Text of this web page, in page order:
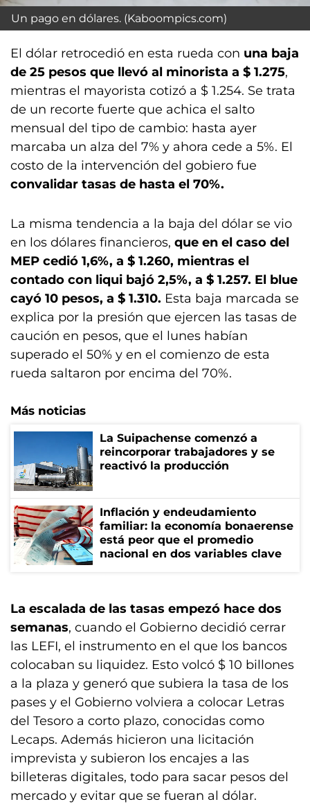
Un pago en dólares. (Kaboompics.com)
El dólar retrocedió en esta rueda con una baja
de 25 pesos que llevó al minorista a $ 1.275,
mientras el mayorista cotizó a $ 1.254. Se trata
de un recorte fuerte que achica el salto
mensual del tipo de cambio: hasta ayer
marcaba un alza del 7% y ahora cede a 5%. El
costo de la intervención del gobiero fue
convalidar tasas de hasta el 70%.
La misma tendencia a la baja del dólar se vio
en los dólares financieros, que en el caso del
MEP cedió 1,6%, a $ 1.260, mientras el
contado con liqui bajó 2,5%, a $ 1.257. El blue
cayó 10 pesos, a $ 1.310. Esta baja marcada se
explica por la presión que ejercen las tasas de
caución en pesos, que el lunes habían
superado el 50% y en el comienzo de esta
rueda saltaron por encima del 70%.
Más noticias
La Suipachense comenzó a
reincorporar trabajadores y se
reactivó la producción
Inflación y endeudamiento
familiar: la economía bonaerense
está peor que el promedio
nacional en dos variables clave
La escalada de las tasas empezó hace dos
semanas, cuando el Gobierno decidió cerrar
las LEFI, el instrumento en el que los bancos
colocaban su liquidez. Esto volcó $ 10 billones
a la plaza y generó que subiera la tasa de los
pases y el Gobierno volviera a colocar Letras
del Tesoro a corto plazo, conocidas como
Lecaps. Además hicieron una licitación
imprevista y subieron los encajes a las
billeteras digitales, todo para sacar pesos del
mercado y evitar que se fueran al dólar.